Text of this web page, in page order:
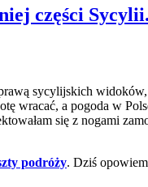
części
sycylijskich
wracać, a pogoda w
się z nogami
podróży. Dziś